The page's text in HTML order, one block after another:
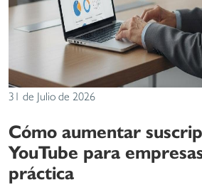
31 de Julio de 2026
Cómo aumentar
YouTube para
práctica